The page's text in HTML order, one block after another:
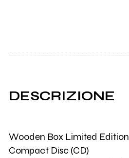
DESCRIZIONE
Wooden Box Limited Edition
Compact Disc (CD)